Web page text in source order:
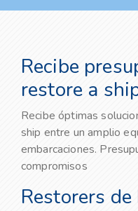
Recibe
restore a
Recibe óptimas
ship entre un amplio
embarcaciones.
compromisos
Restorers